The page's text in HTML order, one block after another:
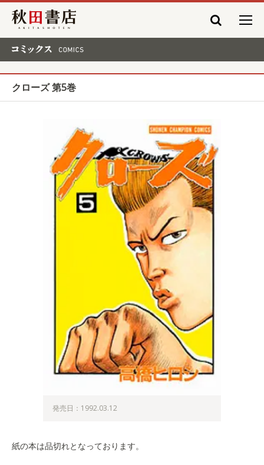
秋田書店
クローズ 第5巻
発売日：1992.03.12
紙の本は品切れとなっております。